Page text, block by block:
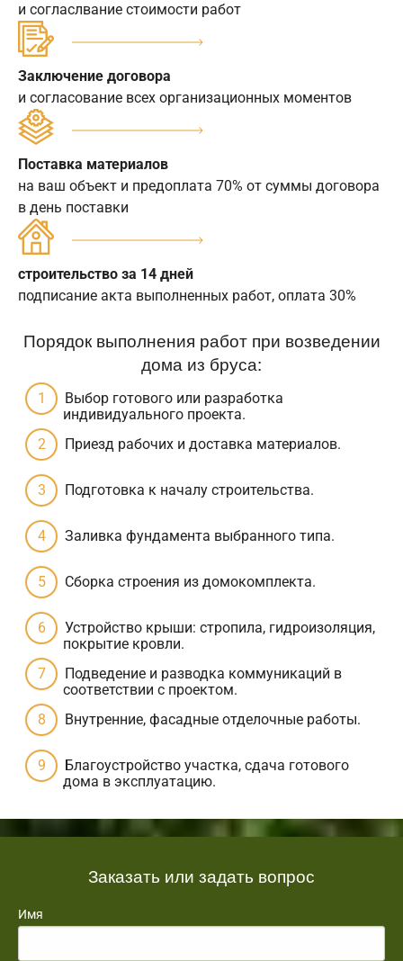
и согласлвание стоимости работ
Заключение договора
и согласование всех организационных моментов
Поставка материалов
на ваш объект и предоплата 70% от суммы договора
в день поставки
строительство за 14 дней
подписание акта выполненных работ, оплата 30%
Порядок выполнения работ при возведении
дома из бруса:
Выбор готового или разработка
индивидуального проекта.
Приезд рабочих и доставка материалов.
Подготовка к началу строительства.
Заливка фундамента выбранного типа.
Сборка строения из домокомплекта.
Устройство крыши: стропила, гидроизоляция,
покрытие кровли.
Подведение и разводка коммуникаций в
соответствии с проектом.
Внутренние, фасадные отделочные работы.
Благоустройство участка, сдача готового
дома в эксплуатацию.
Заказать или задать вопрос
Имя